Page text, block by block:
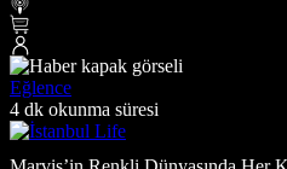
Eğlence
4 dk okunma süresi